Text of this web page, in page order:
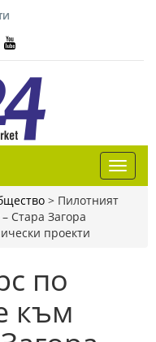
> Пилотният
Стара Загора
проекти
по
към